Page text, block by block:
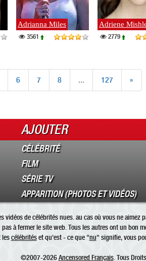
Adrianna Miles
3561
Adriene
2779
6 7 8 ... 127 »
AJOUTER
CÉLÉBRITÉ
FILM
SÉRIE TV
APPARITION (PHOTOS ET VIDÉOS)
de célébrités nues. au cas où vous ne
pas à fermer le site web. Tous les autres ont un bon
lescélébritéset qu'est - ce que "nu" signifie, vous
©2007-2026Ancensored Français. Tous